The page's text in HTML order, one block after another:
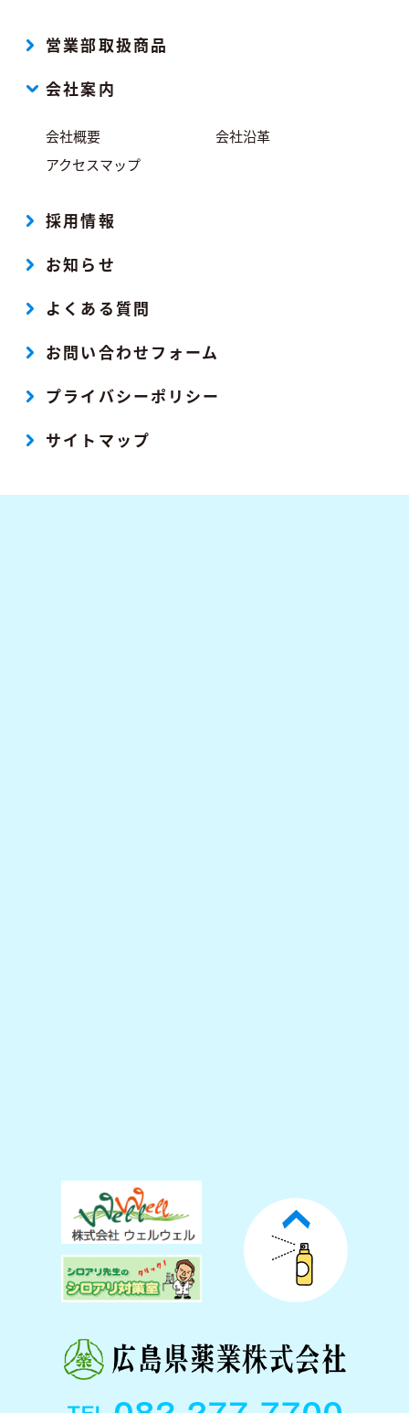
営業部取扱商品
会社案内
会社概要
会社沿革
アクセスマップ
採用情報
お知らせ
よくある質問
お問い合わせフォーム
プライバシーポリシー
サイトマップ